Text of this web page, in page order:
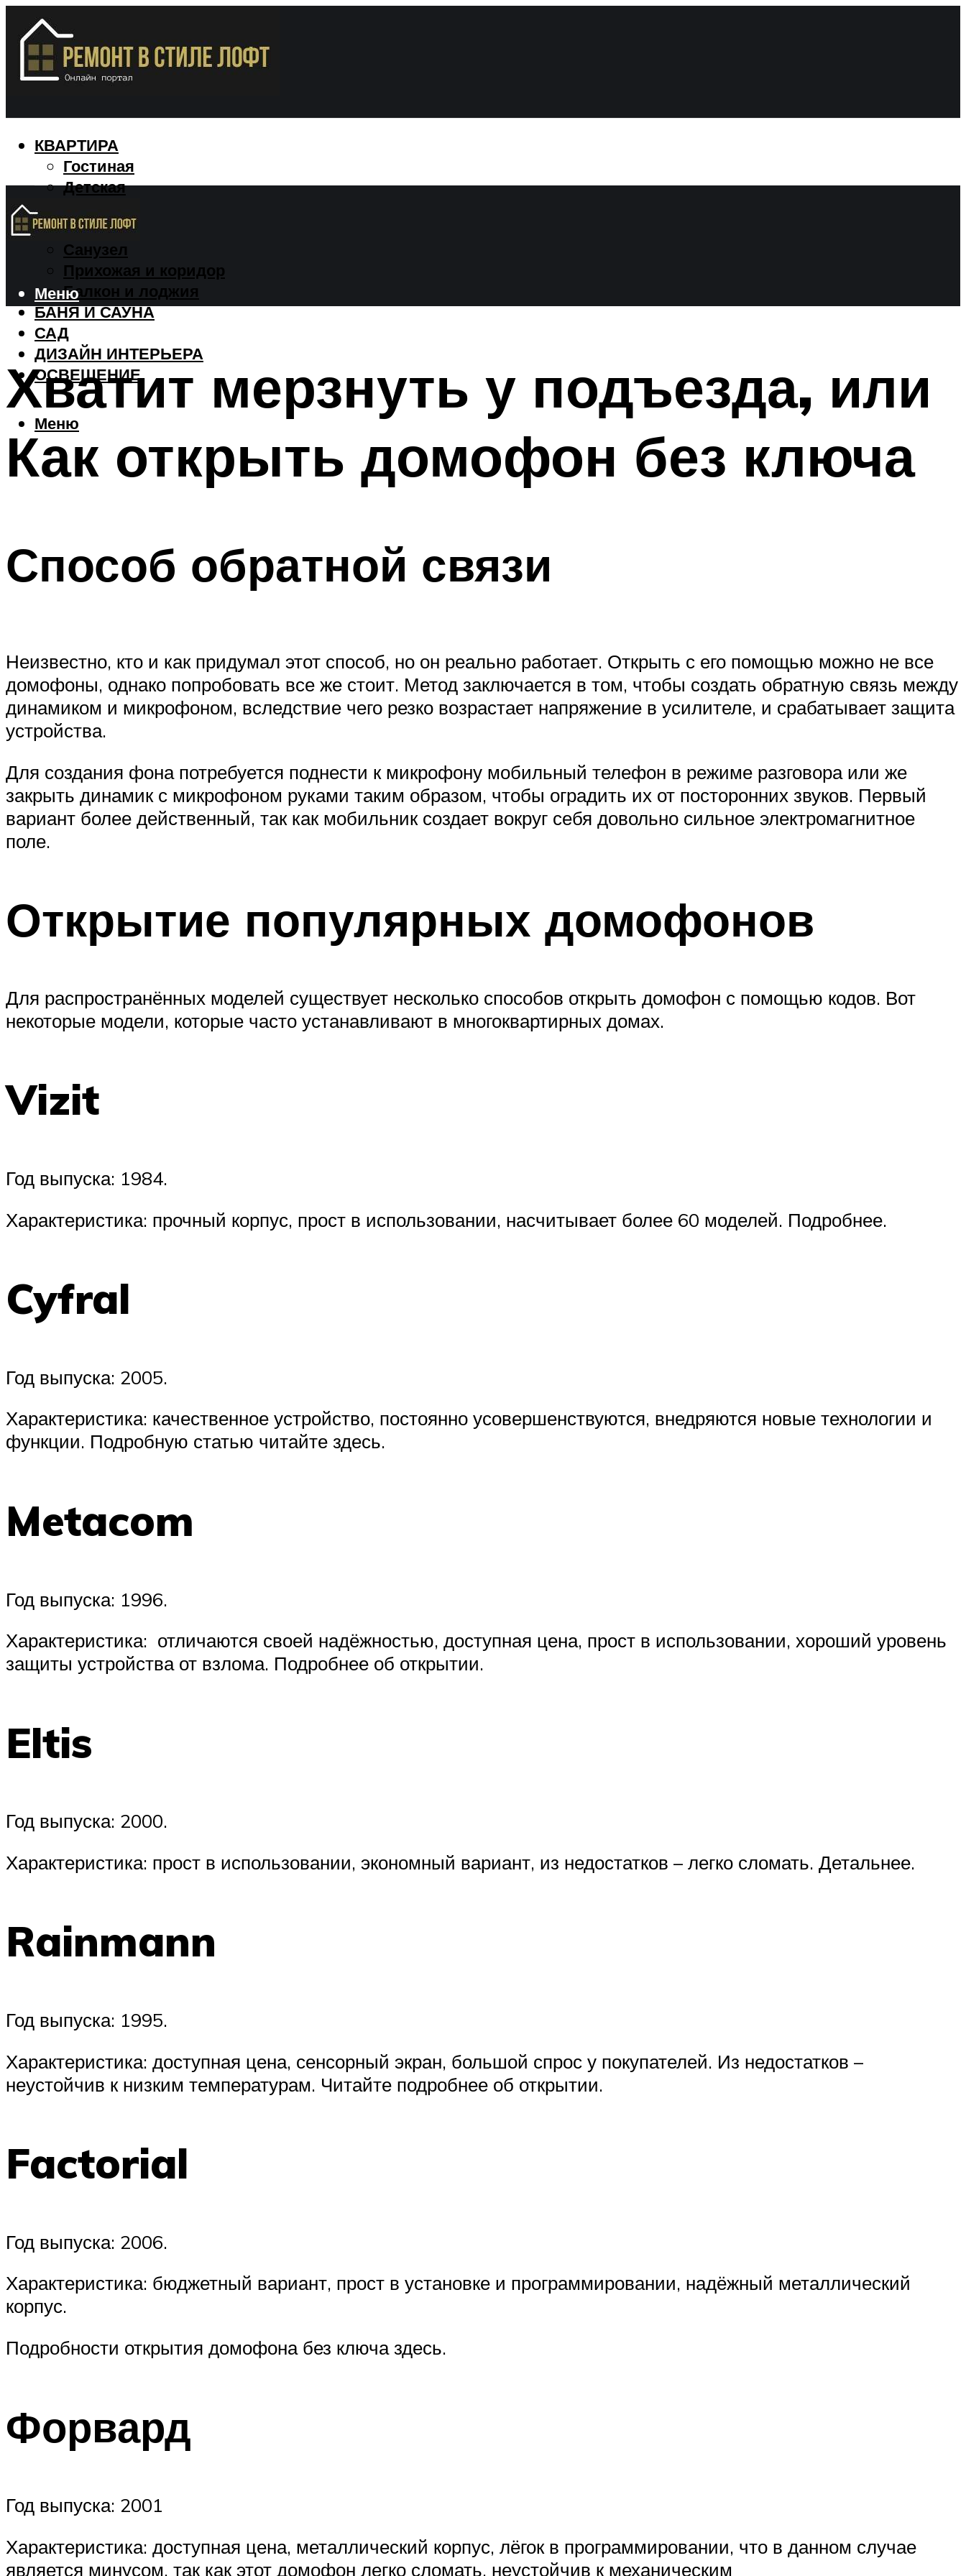
КВАРТИРА
Гостиная
Детская
Спальня
Санузел
Прихожая и коридор
Балкон и лоджия
БАНЯ И САУНА
САД
ДИЗАЙН ИНТЕРЬЕРА
ОСВЕЩЕНИЕ
Меню
Меню
Хватит мерзнуть у подъезда, или
Как открыть домофон без ключа
Способ обратной связи
Неизвестно, кто и как придумал этот способ, но он реально работает. Открыть с его помощью можно не все
домофоны, однако попробовать все же стоит. Метод заключается в том, чтобы создать обратную связь между
динамиком и микрофоном, вследствие чего резко возрастает напряжение в усилителе, и срабатывает защита
устройства.
Для создания фона потребуется поднести к микрофону мобильный телефон в режиме разговора или же
закрыть динамик с микрофоном руками таким образом, чтобы оградить их от посторонних звуков. Первый
вариант более действенный, так как мобильник создает вокруг себя довольно сильное электромагнитное
поле.
Открытие популярных домофонов
Для распространённых моделей существует несколько способов открыть домофон с помощью кодов. Вот
некоторые модели, которые часто устанавливают в многоквартирных домах.
Vizit
Год выпуска: 1984.
Характеристика: прочный корпус, прост в использовании, насчитывает более 60 моделей. Подробнее.
Cyfral
Год выпуска: 2005.
Характеристика: качественное устройство, постоянно усовершенствуются, внедряются новые технологии и
функции. Подробную статью читайте здесь.
Metacom
Год выпуска: 1996.
Характеристика: отличаются своей надёжностью, доступная цена, прост в использовании, хороший уровень
защиты устройства от взлома. Подробнее об открытии.
Eltis
Год выпуска: 2000.
Характеристика: прост в использовании, экономный вариант, из недостатков – легко сломать. Детальнее.
Rainmann
Год выпуска: 1995.
Характеристика: доступная цена, сенсорный экран, большой спрос у покупателей. Из недостатков –
неустойчив к низким температурам. Читайте подробнее об открытии.
Factorial
Год выпуска: 2006.
Характеристика: бюджетный вариант, прост в установке и программировании, надёжный металлический
корпус.
Подробности открытия домофона без ключа здесь.
Форвард
Год выпуска: 2001
Характеристика: доступная цена, металлический корпус, лёгок в программировании, что в данном случае
является минусом, так как этот домофон легко сломать, неустойчив к механическим